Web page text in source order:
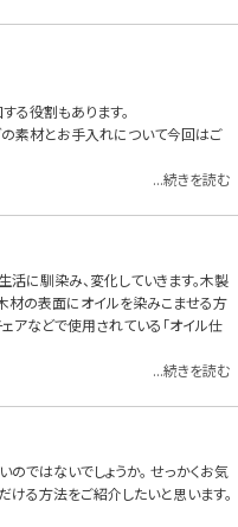
る役割もあります。
の素材とお手入れについて今回はご
...続きを読む
に馴染み、変化していきます。木製
材の表面にオイルを染みこませる方
アなどで使用されている「オイル仕
...続きを読む
のではないでしょうか。 せっかくお気
ける方法をご紹介したいと思います。